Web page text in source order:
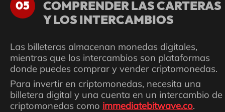
05
COMPRENDER LAS CARTERAS
Y LOS INTERCAMBIOS
Las billeteras almacenan monedas digitales,
mientras que los intercambios son plataformas
donde puedes comprar y vender criptomonedas.
Para invertir en criptomonedas, necesita una
billetera digital y una cuenta en un intercambio de
criptomonedas como immediatebitwave.co.